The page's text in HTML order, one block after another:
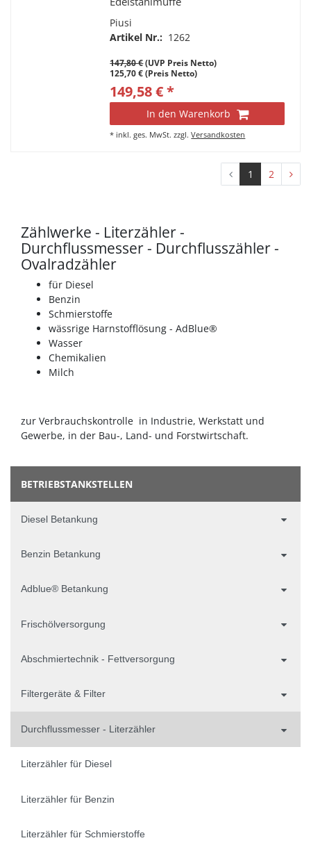
BETRIEBSTANKSTELLEN
Diesel Betankung
Benzin Betankung
Adblue® Betankung
Frischölversorgung
Abschmiertechnik - Fettversorgung
Filtergeräte & Filter
Durchflussmesser - Literzähler
Literzähler für Diesel
Literzähler für Benzin
Literzähler für Schmierstoffe
Piusi
Artikel Nr.: 1262
147,80 €(UVP Preis Netto)
125,70 € (Preis Netto)
149,58 € *
In den Warenkorb
* inkl. ges. MwSt. zzgl.Versandkosten
1 2
Zählwerke - Literzähler -
Durchflussmesser - Durchflusszähler -
Ovalradzähler
für Diesel
Benzin
Schmierstoffe
wässrige Harnstofflösung - AdBlue®
Wasser
Chemikalien
Milch
zur Verbrauchskontrolle in Industrie, Werkstatt und
Gewerbe, in der Bau-, Land- und Forstwirtschaft.